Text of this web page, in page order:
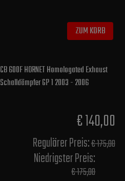
ZUM KORB
CB 600F HORNET Homologated Exhaust
Schalldämpfer GP 1 2003 - 2006
€ 140,00
Regulärer Preis:€ 175,00
Niedrigster Preis:
€ 175,00